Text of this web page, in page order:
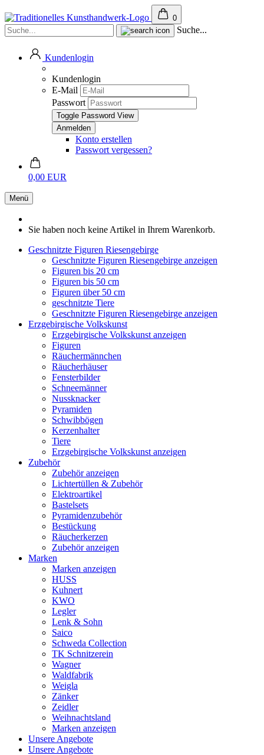
0
Suche...
Kundenlogin
Kundenlogin
E-Mail
Passwort
Toggle Password View
Konto erstellen
Passwort vergessen?
0,00 EUR
Menü
Sie haben noch keine Artikel in Ihrem Warenkorb.
Geschnitzte Figuren Riesengebirge
Geschnitzte Figuren Riesengebirge anzeigen
Figuren bis 20 cm
Figuren bis 50 cm
Figuren über 50 cm
geschnitzte Tiere
Geschnitzte Figuren Riesengebirge anzeigen
Erzgebirgische Volkskunst
Erzgebirgische Volkskunst anzeigen
Figuren
Räuchermännchen
Räucherhäuser
Fensterbilder
Schneemänner
Nussknacker
Pyramiden
Schwibbögen
Kerzenhalter
Tiere
Erzgebirgische Volkskunst anzeigen
Zubehör
Zubehör anzeigen
Lichtertüllen & Zubehör
Elektroartikel
Bastelsets
Pyramidenzubehör
Bestückung
Räucherkerzen
Zubehör anzeigen
Marken
Marken anzeigen
HUSS
Kuhnert
KWO
Legler
Lenk & Sohn
Saico
Schweda Collection
TK Schnitzerein
Wagner
Waldfabrik
Weigla
Zänker
Zeidler
Weihnachtsland
Marken anzeigen
Unsere Angebote
Unsere Angebote